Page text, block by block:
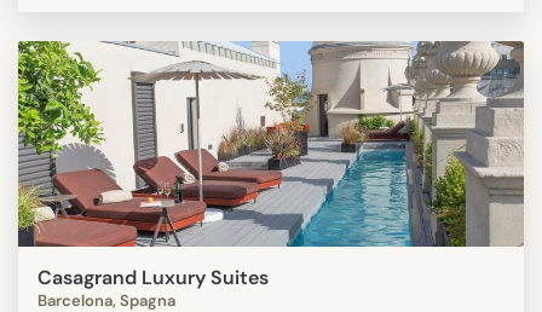
Casagrand Luxury Suites
Barcelona, Spagna